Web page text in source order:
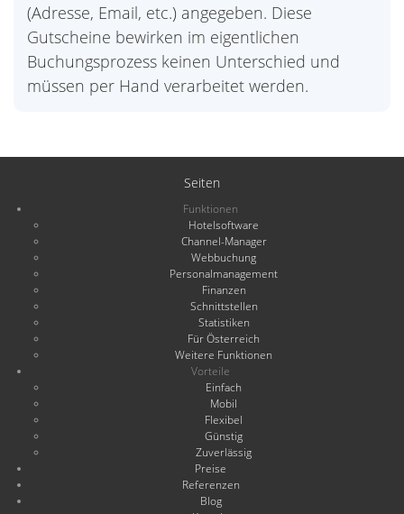
(Adresse, Email, etc.) angegeben. Diese
Gutscheine bewirken im eigentlichen
Buchungsprozess keinen Unterschied und
müssen per Hand verarbeitet werden.
Seiten
Funktionen
Hotelsoftware
Channel-Manager
Webbuchung
Personalmanagement
Finanzen
Schnittstellen
Statistiken
Für Österreich
Weitere Funktionen
Vorteile
Einfach
Mobil
Flexibel
Günstig
Zuverlässig
Preise
Referenzen
Blog